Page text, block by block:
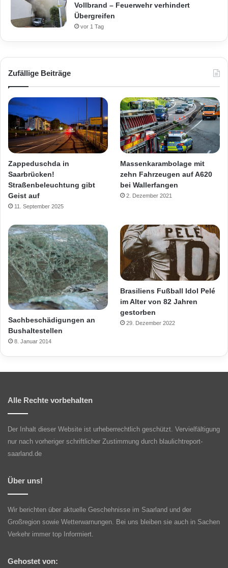
Vollbrand – Feuerwehr verhindert
Übergreifen
vor 1 Tag
Zufällige Beiträge
Zappeduschda in
Saarbrücken!
Straßenbeleuchtung gibt
Geist auf
11. September 2025
Massenkarambolage mit
zehn Fahrzeugen auf A620
bei Wallerfangen
2. Dezember 2021
Sachbeschädigungen an
Bushaltestellen
8. Januar 2014
Brasiliens Fußball Idol Pelé
im Alter von 82 Jahren
gestorben
29. Dezember 2022
Alle Rechte vorbehalten
Der Inhalt dieser Website ist urheberrechtlich geschützt. Vervielfältigung
nur nach vorheriger schriftlicher Zustimmung durch blaulichtreport-
saarland.de
Über uns!
Wir berichten über aktuelle Geschehnisse im Saarland und der
Großregion sowie Wetterwarnungen. Bei uns bleiben sie auch in Sachen
Verkehr immer top Informiert.
Gehostet von: